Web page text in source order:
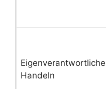
Handeln